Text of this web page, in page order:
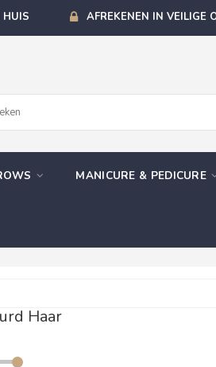
HUIS AFREKENEN IN VEILIGE
MANICURE & PEDICURE
Haar